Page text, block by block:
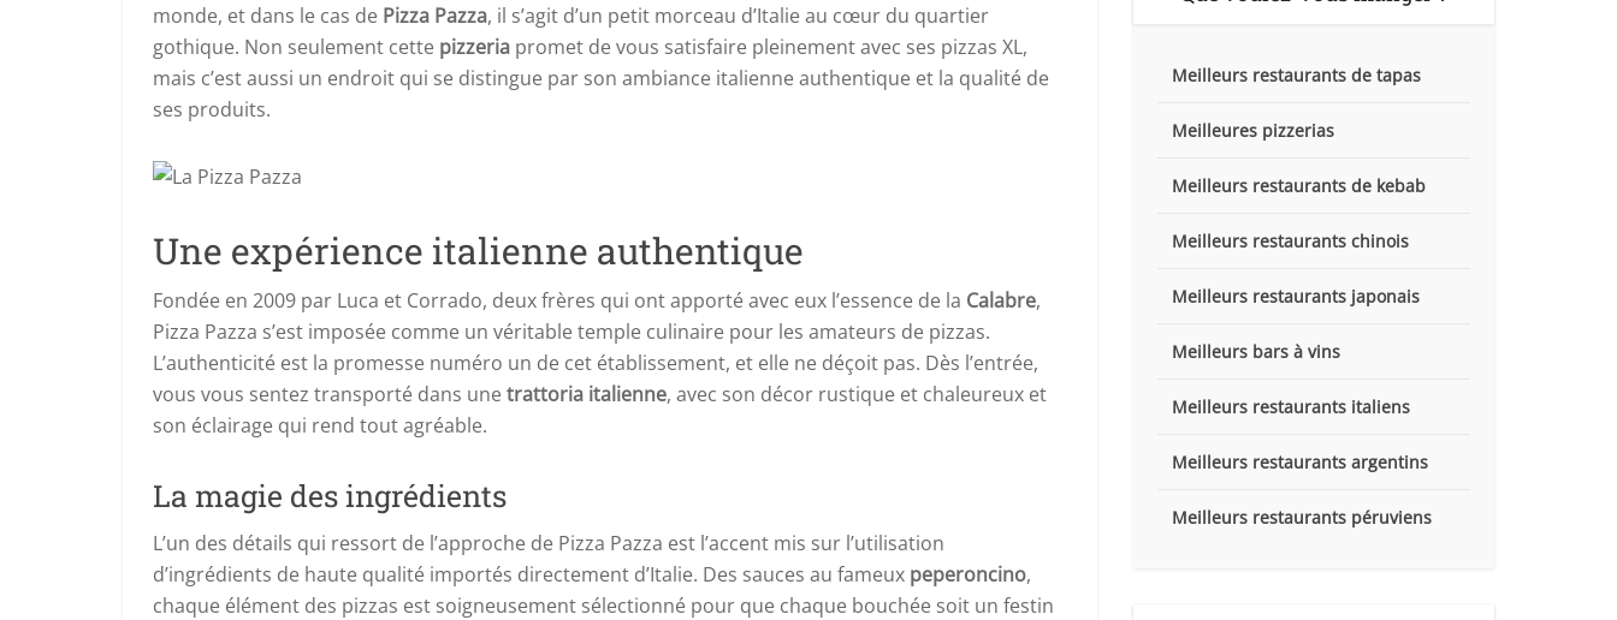
monde, et dans le cas de Pizza Pazza, il s’agit d’un petit morceau d’Italie au cœur du quartier
gothique. Non seulement cette pizzeria promet de vous satisfaire pleinement avec ses pizzas XL,
mais c’est aussi un endroit qui se distingue par son ambiance italienne authentique et la qualité de
ses produits.
Une expérience italienne authentique
Fondée en 2009 par Luca et Corrado, deux frères qui ont apporté avec eux l’essence de la Calabre,
Pizza Pazza s’est imposée comme un véritable temple culinaire pour les amateurs de pizzas.
L’authenticité est la promesse numéro un de cet établissement, et elle ne déçoit pas. Dès l’entrée,
vous vous sentez transporté dans une trattoria italienne, avec son décor rustique et chaleureux et
son éclairage qui rend tout agréable.
La magie des ingrédients
L’un des détails qui ressort de l’approche de Pizza Pazza est l’accent mis sur l’utilisation
d’ingrédients de haute qualité importés directement d’Italie. Des sauces au fameux peperoncino,
chaque élément des pizzas est soigneusement sélectionné pour que chaque bouchée soit un festin
Meilleurs restaurants de tapas
Meilleures pizzerias
Meilleurs restaurants de kebab
Meilleurs restaurants chinois
Meilleurs restaurants japonais
Meilleurs bars à vins
Meilleurs restaurants italiens
Meilleurs restaurants argentins
Meilleurs restaurants péruviens